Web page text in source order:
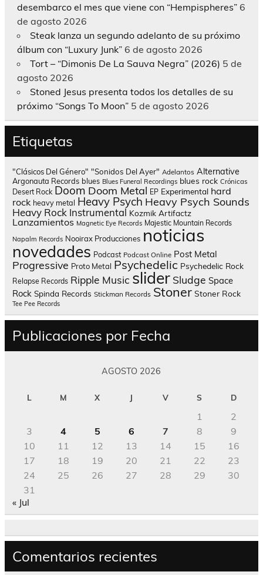
desembarco el mes que viene con “Hempispheres” 6
de agosto 2026
Steak lanza un segundo adelanto de su próximo
álbum con “Luxury Junk” 6 de agosto 2026
Tort – “Dimonis De La Sauva Negra” (2026) 5 de
agosto 2026
Stoned Jesus presenta todos los detalles de su
próximo “Songs To Moon” 5 de agosto 2026
Etiquetas
"Clásicos Del Género" "Sonidos Del Ayer" Adelantos Alternative
Argonauta Records blues Blues Funeral Recordings blues rock Crónicas
Desert Rock Doom Doom Metal EP Experimental hard
rock heavy metal Heavy Psych Heavy Psych Sounds
Heavy Rock Instrumental Kozmik Artifactz
Lanzamientos Magnetic Eye Records Majestic Mountain Records
Napalm Records Nooirax Producciones noticias
novedades Podcast Podcast Online Post Metal
Progressive Proto Metal Psychedelic Psychedelic Rock
Relapse Records Ripple Music slider Sludge Space
Rock Spinda Records Stickman Records Stoner Stoner Rock
Tee Pee Records
Publicaciones por Fecha
AGOSTO 2026
L M X J V S D
1
2
3
4 5 6 7 8
9
10
11 12 13 14 15
16
17
18 19 20 21 22
23
24
25 26 27 28 29
30
31
« Jul
Comentarios recientes